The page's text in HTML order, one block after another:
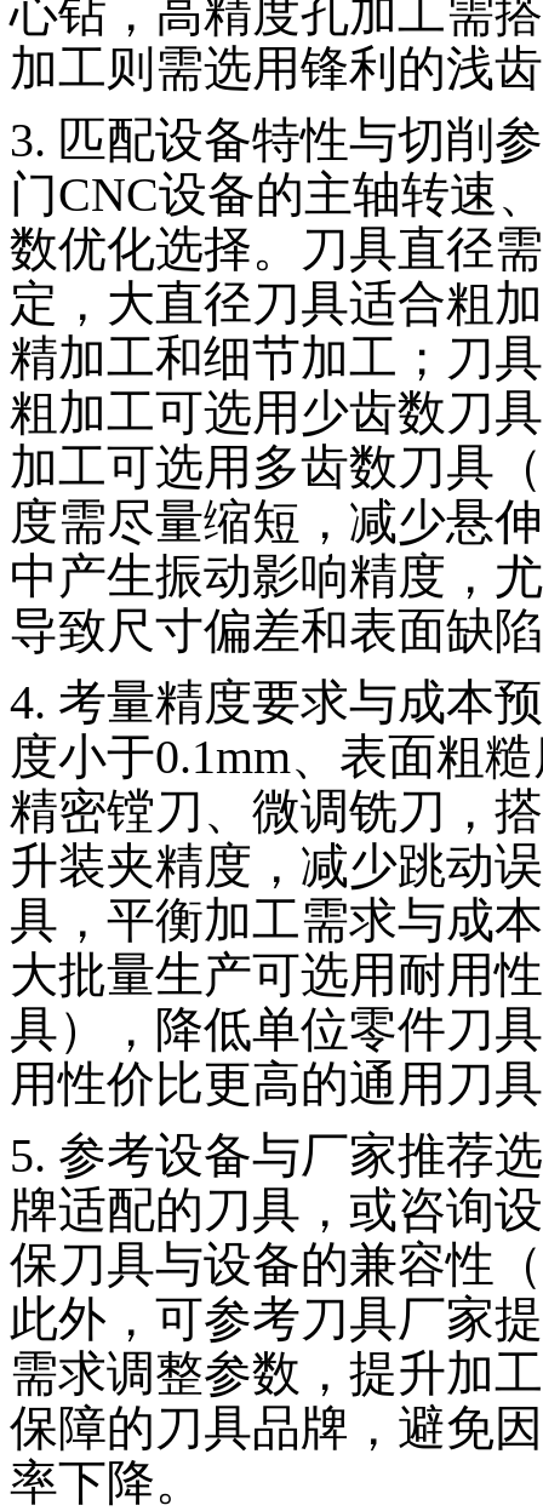
心钻，高精度孔加工需
加工则需选用锋利的浅
3. 匹配设备特性与切削
门CNC设备的主轴转速
数优化选择。刀具直径
定，大直径刀具适合粗
精加工和细节加工；刀
粗加工可选用少齿数刀
加工可选用多齿数刀具
度需尽量缩短，减少悬
中产生振动影响精度，
导致尺寸偏差和表面缺
4. 考量精度要求与成本
度小于0.1mm、表面粗
精密镗刀、微调铣刀，
升装夹精度，减少跳动
具，平衡加工需求与成
大批量生产可选用耐用
具），降低单位零件刀
用性价比更高的通用刀
5. 参考设备与厂家推荐
牌适配的刀具，或咨询
保刀具与设备的兼容性
此外，可参考刀具厂家
需求调整参数，提升加
保障的刀具品牌，避免
率下降。